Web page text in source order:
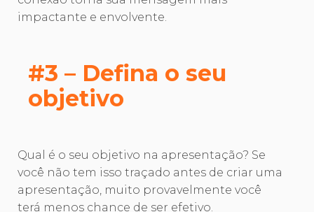
impactante e envolvente.
#3 – Defina o seu
objetivo
Qual é o seu objetivo na apresentação? Se
você não tem isso traçado antes de criar uma
apresentação, muito provavelmente você
terá menos chance de ser efetivo.